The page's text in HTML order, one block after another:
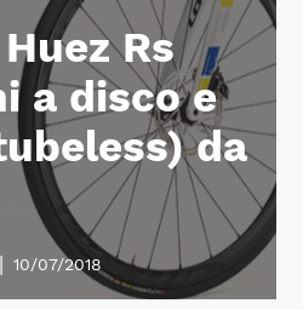
Rs
a disco e
da
10/07/2018